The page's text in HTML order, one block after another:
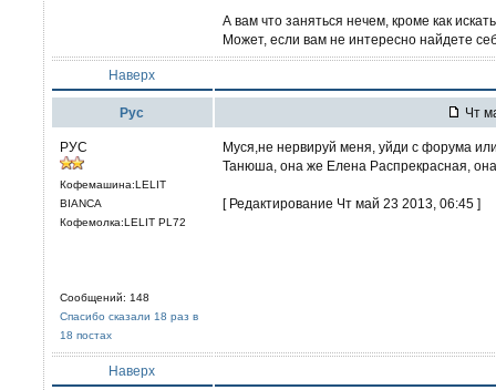
А вам что заняться нечем, кроме как
Может, если вам не интересно найдете
Наверх
Рус Чт
РУС
Кофемашина:LELIT
BIANCA
Кофемолка:LELIT PL72
Сообщений: 148
Спасибо сказали 18 раз в
18 постах
Муся,не нервируй меня, уйди с форума
Танюша, она же Елена Распрекрасная,
[ Редактирование Чт май 23 2013, 06:45 ]
Наверх